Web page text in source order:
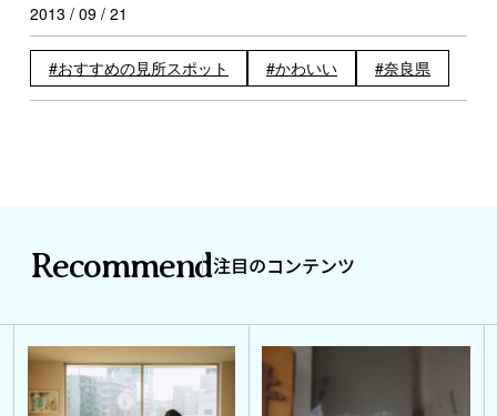
2013 / 09 / 21
おすすめの見所スポット かわいい 奈良県
Recommend注目のコンテンツ